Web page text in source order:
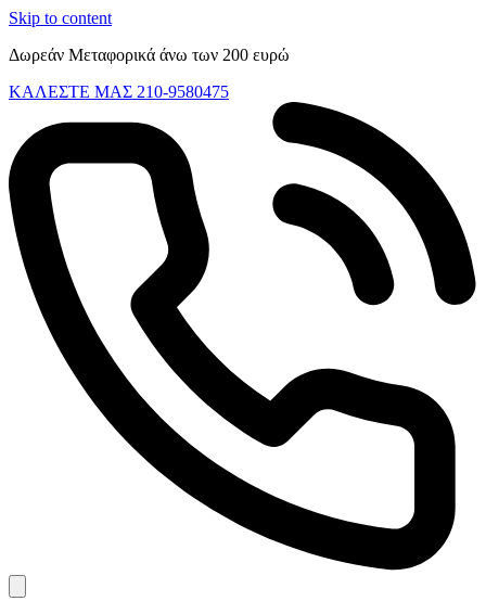
Skip to content
Δωρεάν Μεταφορικά άνω των 200 ευρώ
ΚΑΛΕΣΤΕ ΜΑΣ 210-9580475